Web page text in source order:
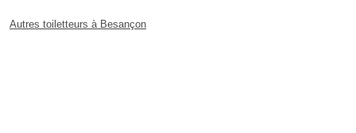
Autres toiletteurs à Besançon